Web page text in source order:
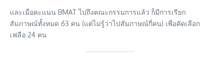
และเมื่อคะแนน BMAT ไปถึงคณะกรรมการแล้ว ก็มีการเรียก
สัมภาษณ์ทั้งหมด 63 คน (แต่ไม่รู้ว่าไปสัมภาษณ์กี่คน) เพื่อคัดเลือก
เฟลือ 24 คน